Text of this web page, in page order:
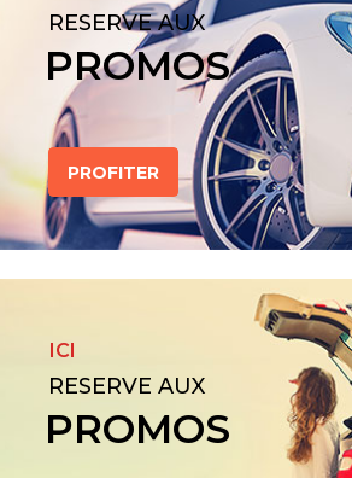
RESERVE AUX
PROMOS
PROFITER
ICI
RESERVE AUX
PROMOS